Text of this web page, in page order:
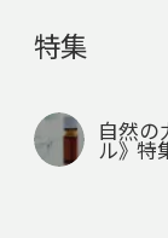
特集
自然の
ル》 特